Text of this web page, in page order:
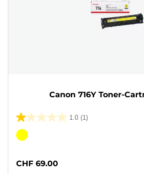
Canon 716Y Toner-
1.0 (1)
1.0
von
Farbpatrone
CHF 69.00